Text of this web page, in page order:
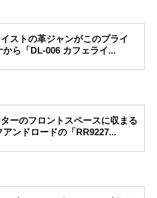
ストの革ジャンがこのプライ
から「DL-006 カフェライ...
ーのフロントスペースに収まる
ンドロードの「RR9227...